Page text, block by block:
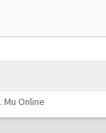
. Mu Online